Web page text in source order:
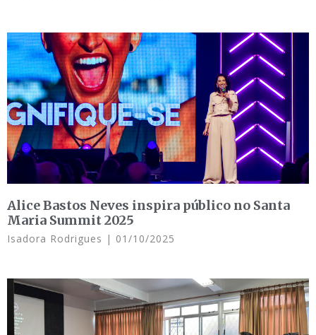
Alice Bastos Neves inspira público no Santa
Maria Summit 2025
Isadora Rodrigues 01/10/2025